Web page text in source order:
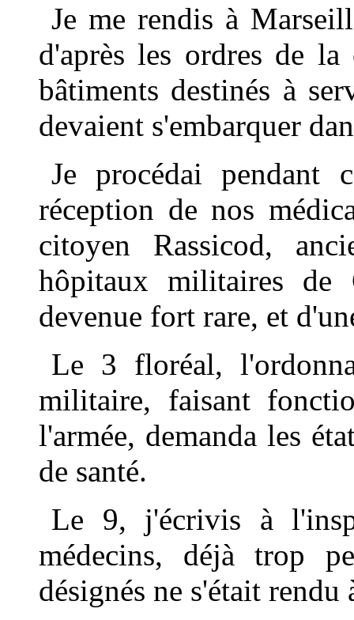
Je me rendis à
d'après les ordres de la
bâtiments destinés à
devaient s'embarquer
Je procédai pendant
réception de nos
citoyen Rassicod,
hôpitaux militaires de
devenue fort rare, et
Le 3 floréal,
militaire, faisant
l'armée, demanda les
de santé.
Le 9, j'écrivis à
médecins, déjà trop
désignés ne s'était rendu